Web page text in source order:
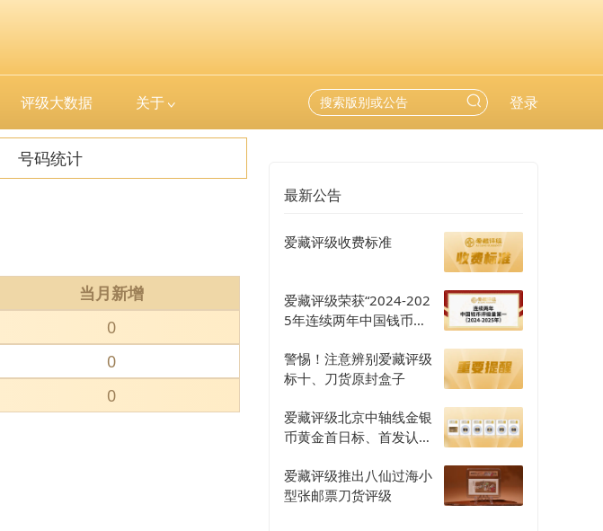
评级大数据 关于 登录
号码统计
当月新增
0
0
0
最新公告
爱藏评级收费标准
爱藏评级荣获“2024-202
5年连续两年中国钱币评
警惕！注意辨别爱藏评级
标十、刀货原封盒子
爱藏评级北京中轴线金银
币黄金首日标、首发认证
爱藏评级推出八仙过海小
型张邮票刀货评级